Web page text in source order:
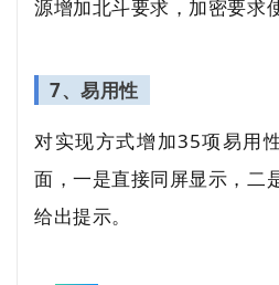
源增加北斗要求，加密要求
7、易用性
对实现方式增加35项易用
面，一是直接同屏显示，二
给出提示。